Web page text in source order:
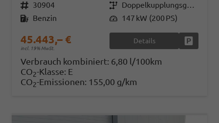
Fahrzeugnr. 30904 Getriebe
Doppelkupplungsgetriebe (DSG)
Kraftstoff Benzin Leistung 147 kW (200 PS)
45.443,– €
incl. 19% MwSt.
Details
Verbrauch kombiniert: 6,80 l/100km
CO2-Klasse: E
CO2-Emissionen: 155,00 g/km